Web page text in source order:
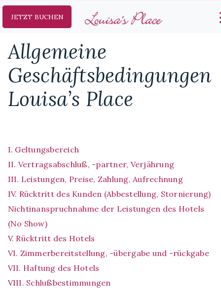
JETZT BUCHEN
Allgemeine
Geschäftsbedingungen
Louisa’s Place
I. Geltungsbereich
II. Vertragsabschluß, -partner, Verjährung
III. Leistungen, Preise, Zahlung, Aufrechnung
IV. Rücktritt des Kunden (Abbestellung, Stornierung)
Nichtinanspruchnahme der Leistungen des Hotels
(No Show)
V. Rücktritt des Hotels
VI. Zimmerbereitstellung, -übergabe und -rückgabe
VII. Haftung des Hotels
VIII. Schlußbestimmungen